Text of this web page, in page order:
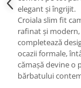
elegant și îngrijit.
Croiala slim fit
rafinat și
completează
ocazii formale,
cămașă devine o
bărbatului